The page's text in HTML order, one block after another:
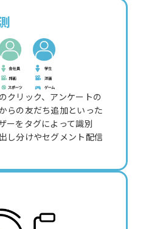
クリック、アンケートの
らの友だち追加といった
ーをタグによって識別
し分けやセグメント配信